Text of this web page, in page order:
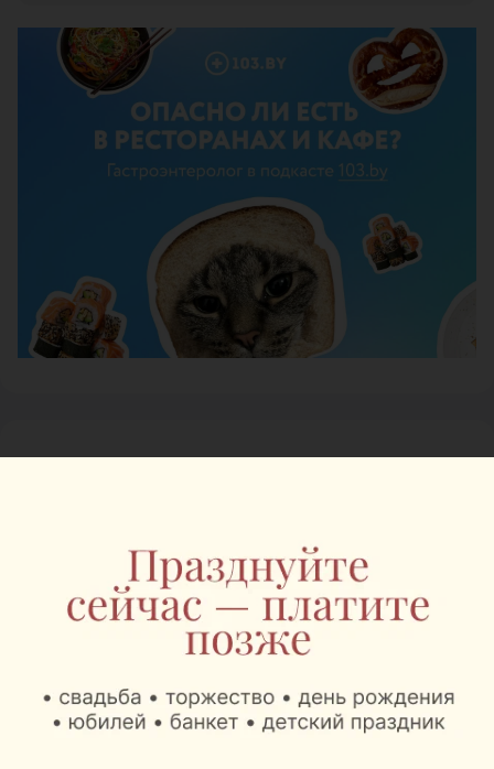
Национальном
аэропорту: там
открылись сразу два
Автор:relax.by, 07.08.2026